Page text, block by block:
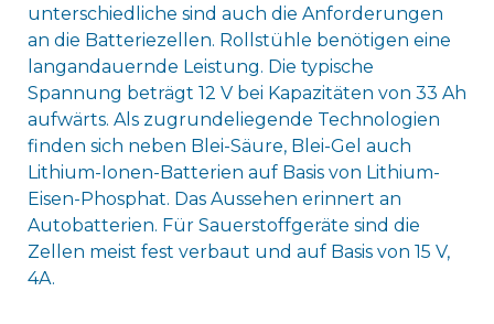
unterschiedliche sind auch die Anforderungen
an die Batteriezellen. Rollstühle benötigen eine
langandauernde Leistung. Die typische
Spannung beträgt 12 V bei Kapazitäten von 33 Ah
aufwärts. Als zugrundeliegende Technologien
finden sich neben Blei-Säure, Blei-Gel auch
Lithium-Ionen-Batterien auf Basis von Lithium-
Eisen-Phosphat. Das Aussehen erinnert an
Autobatterien. Für Sauerstoffgeräte sind die
Zellen meist fest verbaut und auf Basis von 15 V,
4A.